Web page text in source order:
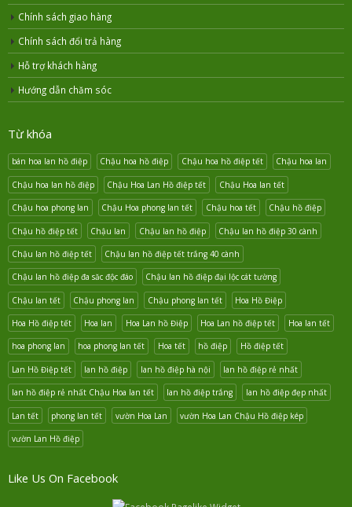
Chính sách giao hàng
Chính sách đổi trả hàng
Hỗ trợ khách hàng
Hướng dẫn chăm sóc
Từ khóa
bán hoa lan hồ điệp Chậu hoa hồ điệp Chậu hoa hồ điệp tết Chậu hoa lan
Chậu hoa lan hồ điệp Chậu Hoa Lan Hồ điệp tết Chậu Hoa lan tết
Chậu hoa phong lan Chậu Hoa phong lan tết Chậu hoa tết Chậu hồ điệp
Chậu hồ điệp tết Chậu lan Chậu lan hồ điệp Chậu lan hồ điệp 30 cành
Chậu lan hồ điệp tết Chậu lan hồ điệp tết trắng 40 cành
Chậu lan hồ điệp đa săc độc đáo Chậu lan hồ điệp đại lộc cát tường
Chậu lan tết Chậu phong lan Chậu phong lan tết Hoa Hồ Điệp
Hoa Hồ điệp tết Hoa lan Hoa Lan hồ Điệp Hoa Lan hồ điệp tết Hoa lan tết
hoa phong lan hoa phong lan tết Hoa tết hồ điệp Hồ điệp tết
Lan Hồ Điệp tết lan hồ điệp lan hồ điệp hà nội lan hồ điệp rẻ nhất
lan hồ điệp rẻ nhất Chậu Hoa lan tết lan hồ điệp trắng lan hồ điệp đẹp nhất
Lan tết phong lan tết vườn Hoa Lan vườn Hoa Lan Chậu Hồ điệp kép
vườn Lan Hồ điệp
Like Us On Facebook